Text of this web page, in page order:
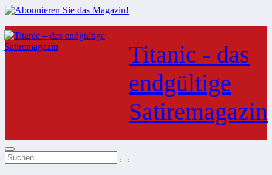
Zum
Inhalt
springen
Titanic - das
endgültige
Satiremagazin